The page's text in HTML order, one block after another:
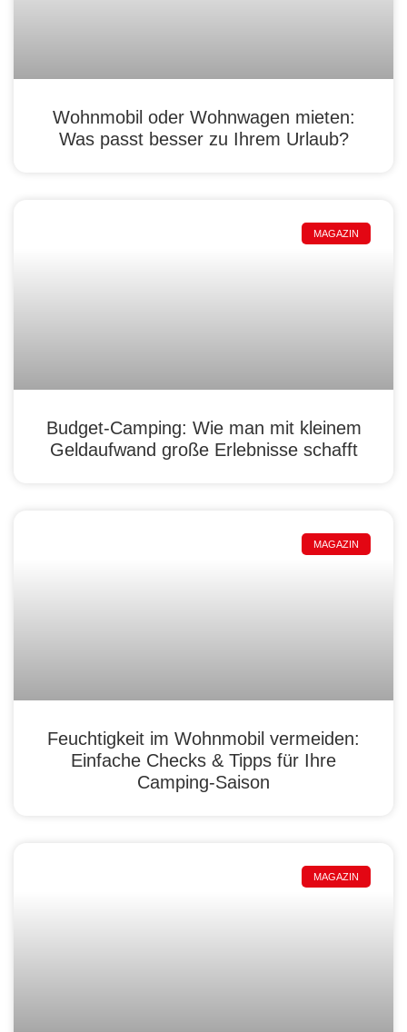
Wohnmobil oder Wohnwagen mieten:
Was passt besser zu Ihrem Urlaub?
MAGAZIN
Budget-Camping: Wie man mit kleinem
Geldaufwand große Erlebnisse schafft
MAGAZIN
Feuchtigkeit im Wohnmobil vermeiden:
Einfache Checks & Tipps für Ihre
Camping-Saison
MAGAZIN